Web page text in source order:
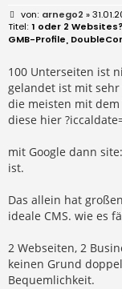
B
e
i
t
a
g
arnego2 »
1 oder 2
GMB-Profile,
100 Unterseiten ist
gelandet ist mit
die meisten mit
diese hier
mit Google dann
ist.
Das allein hat
ideale CMS. wie es
2 Webseiten, 2
keinen Grund
Bequemlichkeit.